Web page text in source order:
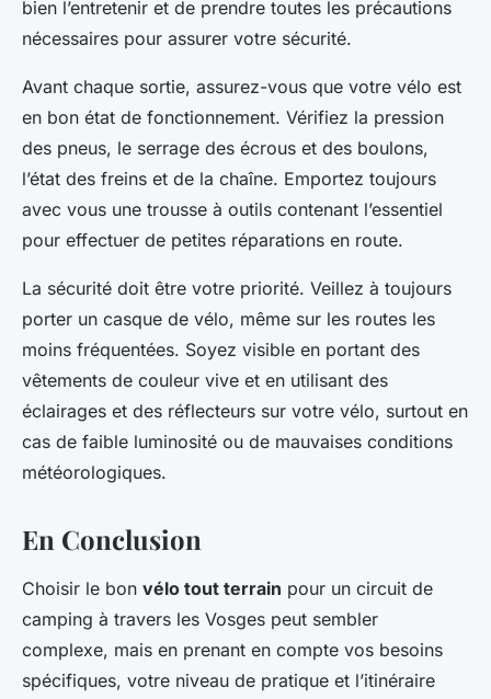
bien l’entretenir et de prendre toutes les précautions
nécessaires pour assurer votre sécurité.
Avant chaque sortie, assurez-vous que votre vélo est
en bon état de fonctionnement. Vérifiez la pression
des pneus, le serrage des écrous et des boulons,
l’état des freins et de la chaîne. Emportez toujours
avec vous une trousse à outils contenant l’essentiel
pour effectuer de petites réparations en route.
La sécurité doit être votre priorité. Veillez à toujours
porter un casque de vélo, même sur les routes les
moins fréquentées. Soyez visible en portant des
vêtements de couleur vive et en utilisant des
éclairages et des réflecteurs sur votre vélo, surtout en
cas de faible luminosité ou de mauvaises conditions
météorologiques.
En Conclusion
Choisir le bon vélo tout terrain pour un circuit de
camping à travers les Vosges peut sembler
complexe, mais en prenant en compte vos besoins
spécifiques, votre niveau de pratique et l’itinéraire